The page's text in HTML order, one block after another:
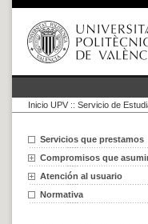
Inicio UPV :: Servicio de
Servicios que prestamos
Compromisos que
Atención al usuario
Normativa